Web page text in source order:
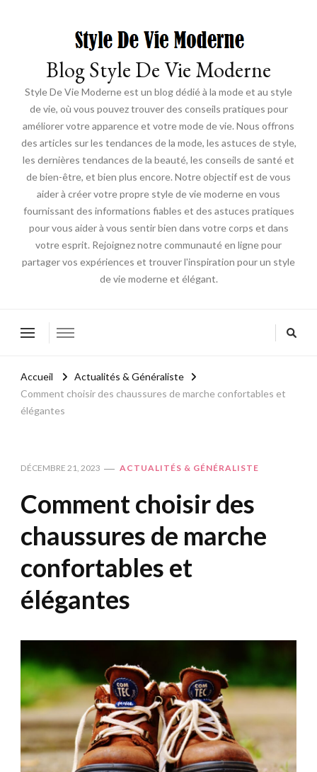
Blog Style De Vie Moderne
Style De Vie Moderne est un blog dédié à la mode et au style
de vie, où vous pouvez trouver des conseils pratiques pour
améliorer votre apparence et votre mode de vie. Nous offrons
des articles sur les tendances de la mode, les astuces de style,
les dernières tendances de la beauté, les conseils de santé et
de bien-être, et bien plus encore. Notre objectif est de vous
aider à créer votre propre style de vie moderne en vous
fournissant des informations fiables et des astuces pratiques
pour vous aider à vous sentir bien dans votre corps et dans
votre esprit. Rejoignez notre communauté en ligne pour
partager vos expériences et trouver l'inspiration pour un style
de vie moderne et élégant.
Accueil
Actualités & Généraliste
Comment choisir des chaussures de marche confortables et
élégantes
DÉCEMBRE 21, 2023 ACTUALITÉS & GÉNÉRALISTE
Comment choisir des
chaussures de marche
confortables et
élégantes